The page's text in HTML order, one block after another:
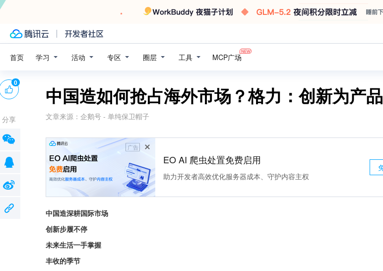
首页 学习 活动 专区 圈层 工具 MCP广场
中国造如何抢占海外市场？格力：创新为产
文章来源： 企鹅号 - 单纯保卫帽子
广告
EO AI 爬虫处置免费启用
助力开发者高效优化服务器成本、守护内容主权
中国造深耕国际市场
创新步履不停
未来生活一手掌握
丰收的季节
0
分享